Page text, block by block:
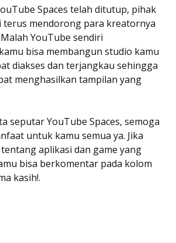
Spaces telah ditutup, pihak
terus mendorong para kreatornya
YouTube sendiri
bisa membangun studio kamu
diakses dan terjangkau sehingga
menghasilkan tampilan yang
seputar YouTube Spaces, semoga
untuk kamu semua ya. Jika
aplikasi dan game yang
bisa berkomentar pada kolom
kasih!.